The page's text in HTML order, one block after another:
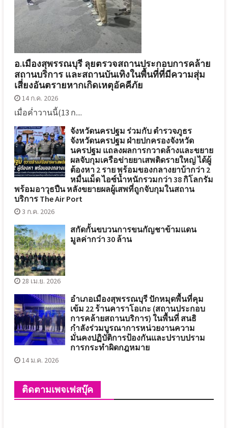
อ.เมืองสุพรรณบุรี ลุยตรวจสถานประกอบการคล้าย
สถานบริการ และสถานบันเทิงในพื้นที่ที่มีความสุ่ม
เสี่ยงอันตรายหากเกิดเหตุอัคคีภัย
14 ก.ค. 2026
เมื่อค่ำวานนี้(13 ก....
จังหวัดนครปฐม ร่วมกับ ตำรวจภูธร
จังหวัดนครปฐม ฝ่ายปกครองจังหวัด
นครปฐม แถลงผลการกวาดล้างและขยาย
ผลจับกุมเครือข่ายยาเสพติดรายใหญ่ ได้ผู้
ต้องหา 2 ราย พร้อมของกลางยาบ้ากว่า 2
หมื่นเม็ด ไอซ์น้ำหนักรวมกว่า 38 กิโลกรัม
พร้อมอาวุธปืน หลังขยายผลผู้เสพที่ถูกจับกุมในสถาน
บริการ The Air Port
3 ก.ค. 2026
สกัดกั้นขบวนการขนกัญชาข้ามแดน
มูลค่ากว่า 30 ล้าน
28 เม.ย. 2026
อำเภอเมืองสุพรรณบุรี ปักหมุดพื้นที่คุม
เข้ม 22 ร้านคาราโอเกะ (สถานประกอบ
การคล้ายสถานบริการ) ในพื้นที่ สนธิ
กำลังร่วมบูรณาการหน่วยงานความ
มั่นคงปฏิบัติการป้องกันและปราบปราม
การกระทำผิดกฎหมาย
14 ม.ค. 2026
ติดตามเพจเฟสบุ๊ค